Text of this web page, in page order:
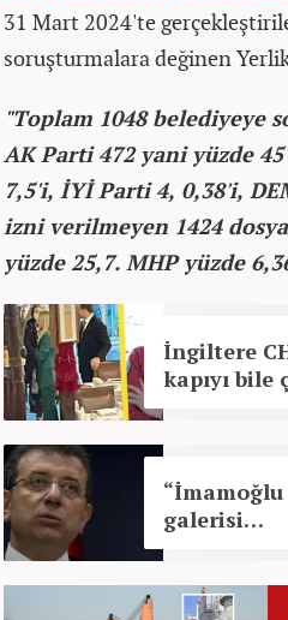
31 Mart 2024'te
soruşturmalara değinen
"Toplam 1048 belediyeye
AK Parti 472 yani yüzde
7,5'i, İYİ Parti 4, 0,38'i,
izni verilmeyen 1424
yüzde 25,7. MHP yüzde
İngiltere
kapıyı bile
galerisi…